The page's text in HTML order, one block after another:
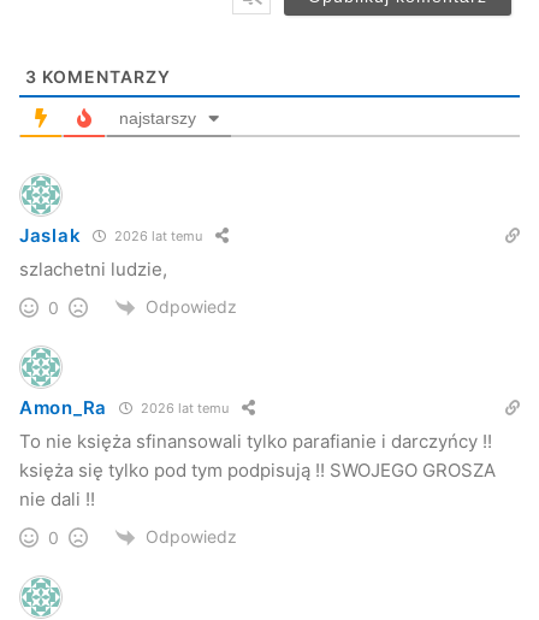
Nowe Podkarpacie
3 KOMENTARZY
najstarszy
Jaslak 2026 lat temu
szlachetni ludzie,
0 Odpowiedz
Amon_Ra 2026 lat temu
To nie księża sfinansowali tylko parafianie i darczyńcy !!
księża się tylko pod tym podpisują !! SWOJEGO GROSZA
nie dali !!
0 Odpowiedz